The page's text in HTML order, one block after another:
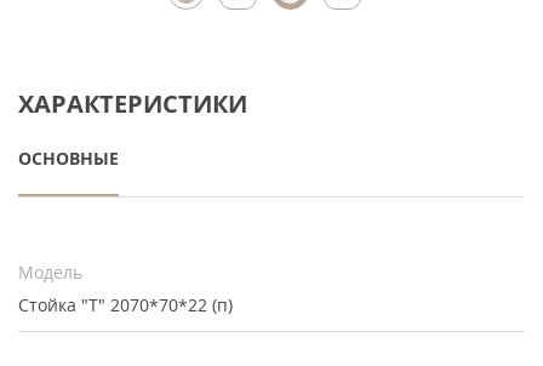
ХАРАКТЕРИСТИКИ
ОСНОВНЫЕ
Модель
Стойка "Т" 2070*70*22 (п)